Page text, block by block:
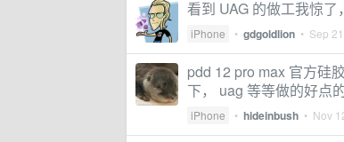
看到 UAG 的做工我惊
iPhone • gdgoldlion • Sep
pdd 12 pro max 官方硅
下， uag 等等做的好点
iPhone • hideinbush • Nov